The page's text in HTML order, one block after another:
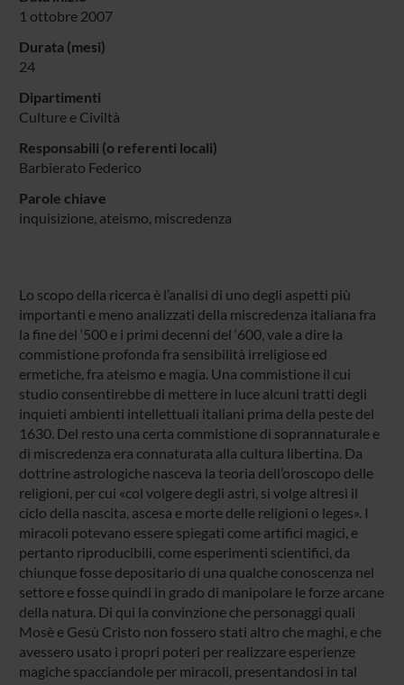
1 ottobre 2007
Durata (mesi)
24
Dipartimenti
Culture e Civiltà
Responsabili (o referenti locali)
Barbierato Federico
Parole chiave
inquisizione, ateismo, miscredenza
Lo scopo della ricerca è l’analisi di uno degli aspetti più
importanti e meno analizzati della miscredenza italiana fra
la fine del ‘500 e i primi decenni del ‘600, vale a dire la
commistione profonda fra sensibilità irreligiose ed
ermetiche, fra ateismo e magia. Una commistione il cui
studio consentirebbe di mettere in luce alcuni tratti degli
inquieti ambienti intellettuali italiani prima della peste del
1630. Del resto una certa commistione di soprannaturale e
di miscredenza era connaturata alla cultura libertina. Da
dottrine astrologiche nasceva la teoria dell’oroscopo delle
religioni, per cui «col volgere degli astri, si volge altresì il
ciclo della nascita, ascesa e morte delle religioni o leges». I
miracoli potevano essere spiegati come artifici magici, e
pertanto riproducibili, come esperimenti scientifici, da
chiunque fosse depositario di una qualche conoscenza nel
settore e fosse quindi in grado di manipolare le forze arcane
della natura. Di qui la convinzione che personaggi quali
Mosè e Gesù Cristo non fossero stati altro che maghi, e che
avessero usato i propri poteri per realizzare esperienze
magiche spacciandole per miracoli, presentandosi in tal